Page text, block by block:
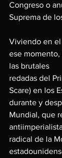
Congreso o
Suprema de
Viviendo en
ese momento,
las brutales
redadas del
Scare) en los
durante y
Mundial, que
radical de la